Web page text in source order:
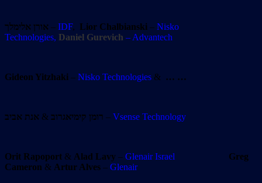
אורן אלימלך – IDF, Lior Chalbianski – Nisko
Technologies, Daniel Gurevich – Advantech
Gideon Yitzhaki – Nisko Technologies & … …
רומן קימיאגרוב & אנת אביב – Vsense Technology
Orit Rapoport & Alad Lavy – Glenair Israel
Greg
Cameron & Artur Alves – Glenair